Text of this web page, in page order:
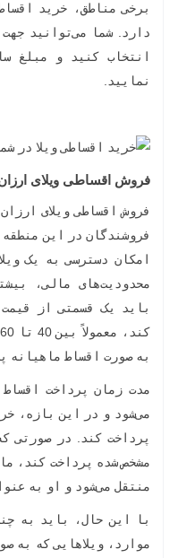
برخی مناطق، خرید
دارد. شما می‌توانید
انتخاب کنید و مبلغ
نمایید.
فروش اقساطی ویلای
فروش اقساطی ویلای
فروشندگان در این
امکان دسترسی به یک
محدودیت‌های مالی،
باید یک قسمتی از
به صورت اقساط ماهیانه
مدت زمان پرداخت
می‌شود و در این بازه،
پرداخت کند. در صورتی
مشخص شده پرداخت کند،
منتقل می‌شود و او به
با این حال، باید به
موارد، ویلاهایی که به